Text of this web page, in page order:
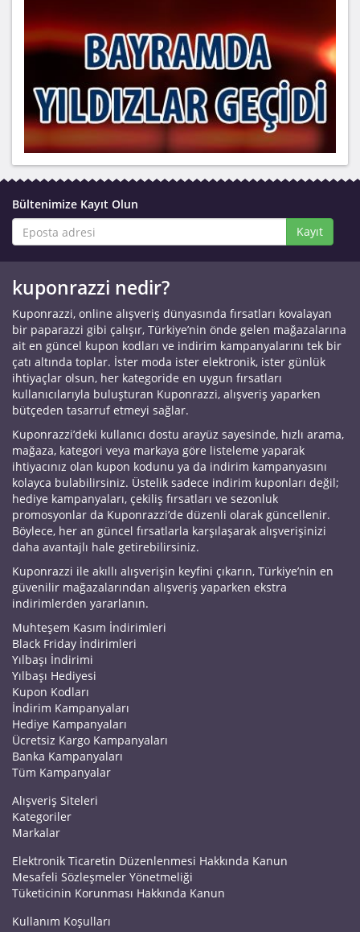
Bültenimize Kayıt Olun
Kayıt
kuponrazzi nedir?
Kuponrazzi, online alışveriş dünyasında fırsatları kovalayan
bir paparazzi gibi çalışır, Türkiye’nin önde gelen mağazalarına
ait en güncel kupon kodları ve indirim kampanyalarını tek bir
çatı altında toplar. İster moda ister elektronik, ister günlük
ihtiyaçlar olsun, her kategoride en uygun fırsatları
kullanıcılarıyla buluşturan Kuponrazzi, alışveriş yaparken
bütçeden tasarruf etmeyi sağlar.
Kuponrazzi’deki kullanıcı dostu arayüz sayesinde, hızlı arama,
mağaza, kategori veya markaya göre listeleme yaparak
ihtiyacınız olan kupon kodunu ya da indirim kampanyasını
kolayca bulabilirsiniz. Üstelik sadece indirim kuponları değil;
hediye kampanyaları, çekiliş fırsatları ve sezonluk
promosyonlar da Kuponrazzi’de düzenli olarak güncellenir.
Böylece, her an güncel fırsatlarla karşılaşarak alışverişinizi
daha avantajlı hale getirebilirsiniz.
Kuponrazzi ile akıllı alışverişin keyfini çıkarın, Türkiye’nin en
güvenilir mağazalarından alışveriş yaparken ekstra
indirimlerden yararlanın.
Muhteşem Kasım İndirimleri
Black Friday İndirimleri
Yılbaşı İndirimi
Yılbaşı Hediyesi
Kupon Kodları
İndirim Kampanyaları
Hediye Kampanyaları
Ücretsiz Kargo Kampanyaları
Banka Kampanyaları
Tüm Kampanyalar
Alışveriş Siteleri
Kategoriler
Markalar
Elektronik Ticaretin Düzenlenmesi Hakkında Kanun
Mesafeli Sözleşmeler Yönetmeliği
Tüketicinin Korunması Hakkında Kanun
Kullanım Koşulları